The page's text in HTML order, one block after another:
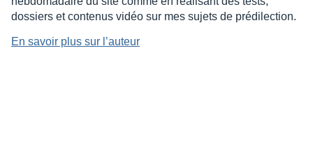
dossiers et contenus vidéo sur mes sujets de prédilection.
En savoir plus sur l’auteur